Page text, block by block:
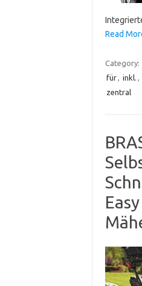
Read
Category:
für, inkl. ,
zentral